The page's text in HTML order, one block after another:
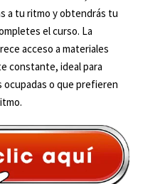
a tu ritmo y obtendrás tu
el curso. La
acceso a materiales
constante, ideal para
ocupadas o que prefieren